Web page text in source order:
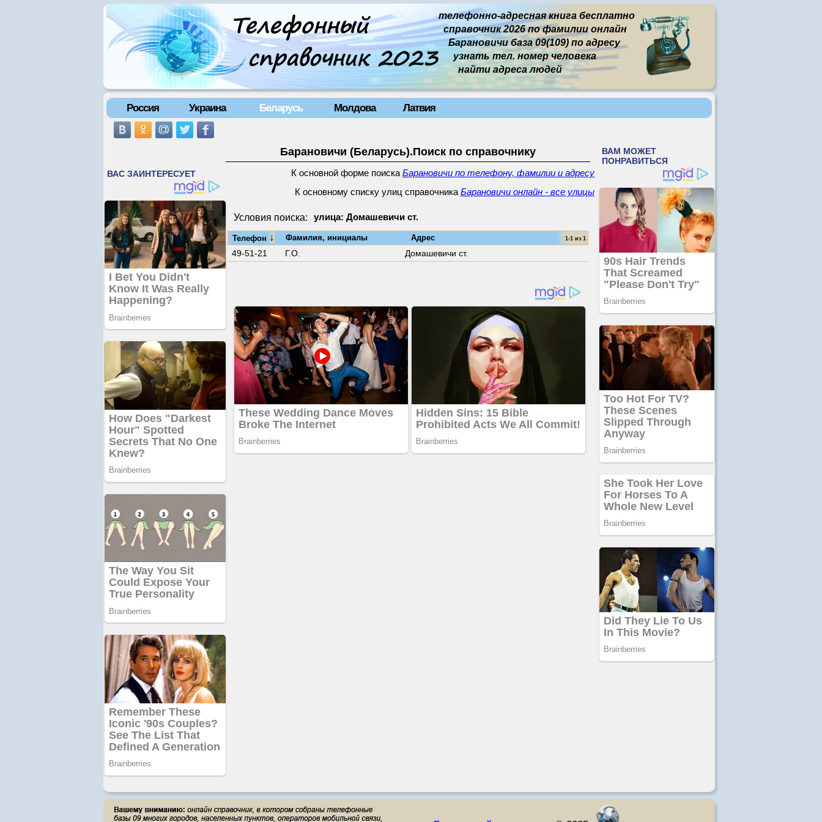
телефонно-адресная книга бесплатно
справочник 2026 по фамилии онлайн
Барановичи база 09(109) по адресу
узнать тел. номер человека
найти адреса людей
Россия Украина Беларусь Молдова Латвия
Барановичи (Беларусь).Поиск по справочнику
К основной форме поиска Барановичи по телефону, фамилии и адресу
К основному списку улиц справочника Барановичи онлайн - все улицы
Условия поиска: улица: Домашевичи ст.
Телефон ↓ Фамилия, инициалы Адрес 1-1 из 1
49-51-21 Г.О. Домашевичи ст.